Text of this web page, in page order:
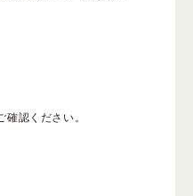
認ください。